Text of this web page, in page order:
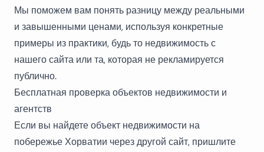
Мы поможем вам понять разницу между реальными
и завышенными ценами, используя конкретные
примеры из практики, будь то недвижимость с
нашего сайта или та, которая не рекламируется
публично.
Бесплатная проверка объектов недвижимости и
агентств
Если вы найдете объект недвижимости на
побережье Хорватии через другой сайт, пришлите